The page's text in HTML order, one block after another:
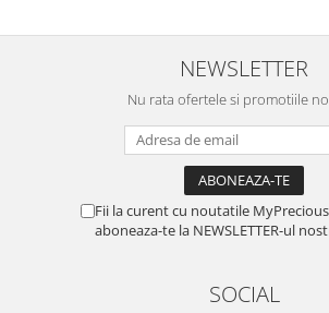
NEWSLETTER
Nu rata ofertele si promotiile
Fii la curent cu noutatile
aboneaza-te la NEWSLETTER-ul
SOCIAL